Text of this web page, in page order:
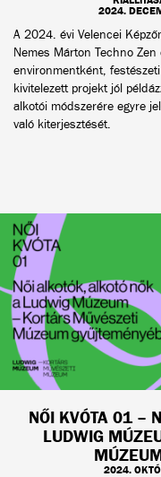
2024.
A 2024. évi Velencei
Nemes Márton Techno
environmentként,
kivitelezett projekt jól
alkotói módszerére egyre
való kiterjesztését.
NŐI KVÓTA 01 –
LUDWIG
2024.